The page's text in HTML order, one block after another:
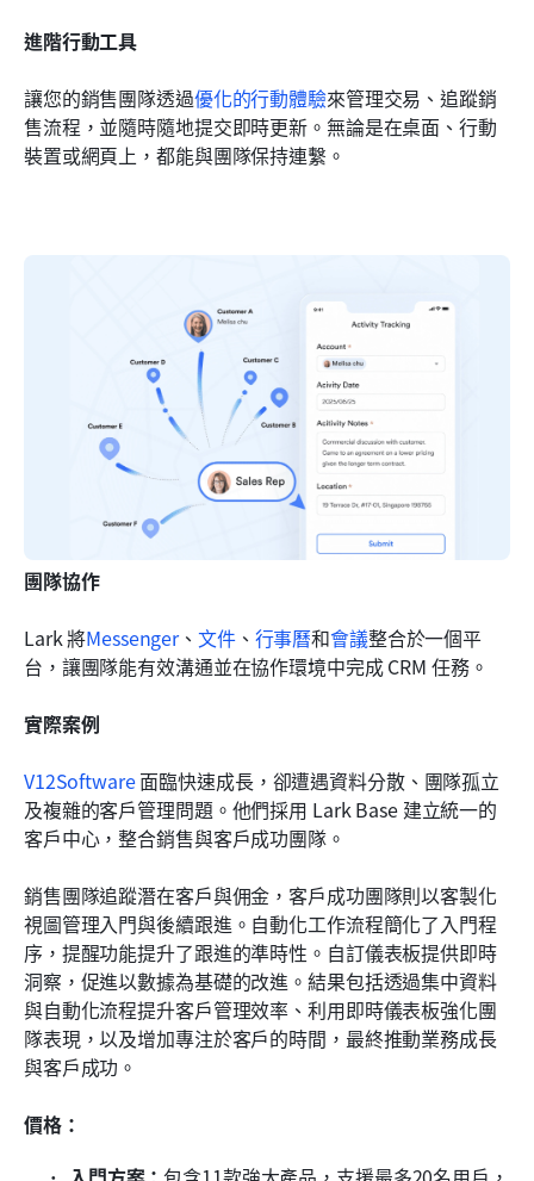
進階行動工具
讓您的銷售團隊透過優化的行動體驗來管理交易、追蹤銷
售流程，並隨時隨地提交即時更新。無論是在桌面、行動
裝置或網頁上，都能與團隊保持連繫。
團隊協作
Lark 將Messenger、 文件、 行事曆和會議整合於一個平
台，讓團隊能有效溝通並在協作環境中完成 CRM 任務。
實際案例
V12Software 面臨快速成長，卻遭遇資料分散、團隊孤立
及複雜的客戶管理問題。他們採用 Lark Base 建立統一的
客戶中心，整合銷售與客戶成功團隊。
銷售團隊追蹤潛在客戶與佣金，客戶成功團隊則以客製化
視圖管理入門與後續跟進。自動化工作流程簡化了入門程
序，提醒功能提升了跟進的準時性。自訂儀表板提供即時
洞察，促進以數據為基礎的改進。結果包括透過集中資料
與自動化流程提升客戶管理效率、利用即時儀表板強化團
隊表現，以及增加專注於客戶的時間，最終推動業務成長
與客戶成功。
價格：